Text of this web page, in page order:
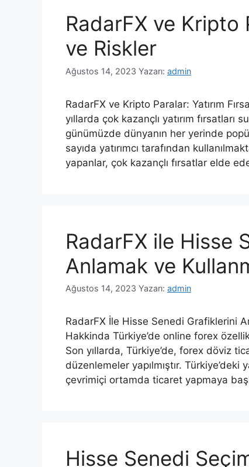
RadarFX ve Kripto
ve Riskler
Ağustos 14, 2023 Yazarı: admin
RadarFX ve Kripto Paralar: Yatırım
yıllarda çok kazançlı yatırım fırsatları
günümüzde dünyanın her yerinde
sayıda yatırımcı tarafından
yapanlar, çok kazançlı fırsatlar elde
RadarFX ile Hisse
Anlamak ve
Ağustos 14, 2023 Yazarı: admin
RadarFX İle Hisse Senedi Grafiklerini
Hakkinda Türkiye’de online forex
Son yıllarda, Türkiye’de, forex döviz
düzenlemeler yapılmıştır.
çevrimiçi ortamda ticaret yapmaya
Hisse Senedi